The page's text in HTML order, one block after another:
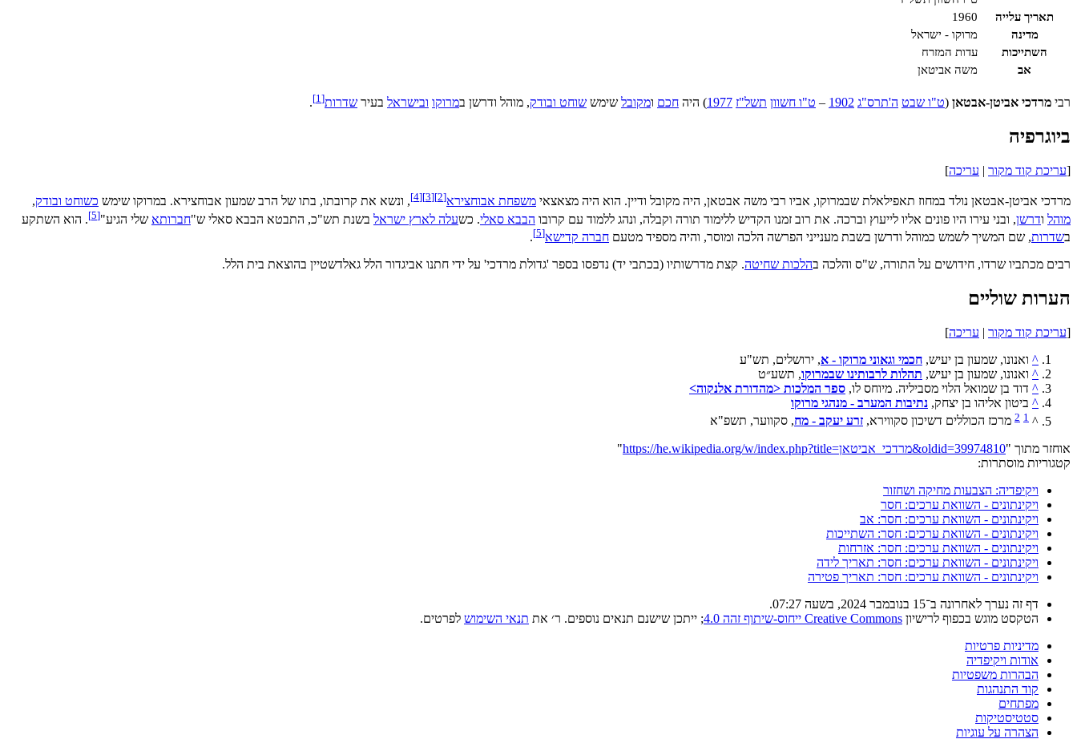
תאריך עלייה
1960
מדינה
מרוקו - ישראל
השתייכות
עדות המזרח
אב
משה אביטאן
רבי מרדכי אביטן-אבטאן (ט"ו שבט ה'תרס"ג 1902
– ט"ו חשוון תשל"ז 1977) היה חכם ומקובל שימש שוחט ובודק, מוהל ודרשן במרוקו ובישראל בעיר שדרות[
1
]
.
ביוגרפיה
[עריכת קוד מקור | עריכה]
מרדכי אביטן-אבטאן נולד במחוז תאפילאלת שבמרוקו, אביו רבי משה אבטאן, היה מקובל ודיין. הוא היה מצאצאי משפחת אבוחצירא[
2
]
[
3
]
[
4
], ונשא את קרובתו, בתו של הרב שמעון אבוחצירא. במרוקו שימש כשוחט ובודק,
מוהל ודרשן, ובני עירו היו פונים אליו לייעוץ וברכה. את רוב זמנו הקדיש ללימוד תורה וקבלה, ונהג ללמוד עם קרובו הבבא סאלי. כשעלה לארץ ישראל בשנת תש"כ, התבטא הבבא סאלי ש"חברותא שלי הגיע"[
5
]. הוא השתקע
בשדרות, שם המשיך לשמש כמוהל ודרשן בשבת מענייני הפרשה הלכה ומוסר, והיה מספיד מטעם חברה קדישא[
5
]
.
רבים מכתביו שרדו, חידושים על התורה, ש"ס והלכה בהלכות שחיטה. קצת מדרשותיו (בכתבי יד) נדפסו בספר 'גדולת מרדכי' על ידי חתנו אביגדור הלל גאלדשטיין בהוצאת בית הלל.
הערות שוליים
[עריכת קוד מקור | עריכה]
^ ואנונו, שמעון בן יעיש, חכמי וגאוני מרוקו - א, ירושלים, תש"ע
^ ואנונו, שמעון בן יעיש, תהלות לרבותינו שבמרוקו, תשע״ט
^ דוד בן שמואל הלוי מסביליה. מיוחס לו, ספר המלכות <מהדורת אלנקוה>
^ ביטון אליהו בן יצחק, נתיבות המערב - מנהגי מרוקו
^
1
2 מרכז הכוללים דשיכון סקווירא, זרע יעקב - מח, סקווער, תשפ"א
אוחזר מתוך "https://he.wikipedia.org/w/index.php?title=מרדכי_אביטאן&oldid=39974810
"
קטגוריות מוסתרות:
ויקיפדיה: הצבעות מחיקה ושחזור
ויקינתונים - השוואת ערכים: חסר
ויקינתונים - השוואת ערכים: חסר: אב
ויקינתונים - השוואת ערכים: חסר: השתייכות
ויקינתונים - השוואת ערכים: חסר: אזרחות
ויקינתונים - השוואת ערכים: חסר: תאריך לידה
ויקינתונים - השוואת ערכים: חסר: תאריך פטירה
דף זה נערך לאחרונה ב־15 בנובמבר 2024, בשעה 07:27.
הטקסט מוגש בכפוף לרישיון Creative Commons ייחוס-שיתוף זהה 4.0 ; ייתכן שישנם תנאים נוספים. ר׳ את תנאי השימוש לפרטים.
מדיניות פרטיות
אודות ויקיפדיה
הבהרות משפטיות
קוד התנהגות
מפתחים
סטטיסטיקות
הצהרה על עוגיות